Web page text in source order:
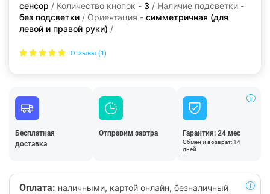
сенсор / Количество кнопок - 3 / Наличие подсветки -
без подсветки / Ориентация - симметричная (для
левой и правой руки) /
Отзывы (1)
Бесплатная
доставка
Отправим завтра Гарантия: 24 мес
Обмен и возврат: 14
дней
Оплата: наличными, картой онлайн, безналичный